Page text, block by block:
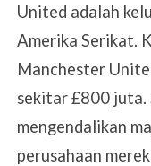
United adalah
Amerika Serikat.
Manchester
sekitar £800 juta.
mengendalikan
perusahaan